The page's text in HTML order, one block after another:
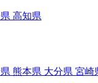
高知県
熊本県 大分県 宮崎